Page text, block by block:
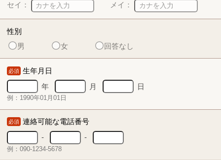
セイ：
メイ：
性別
男
女 回答なし
必須 生年月日
年
月 日
例：1990年01月01日
必須 連絡可能な電話番号
-
-
例：090-1234-5678